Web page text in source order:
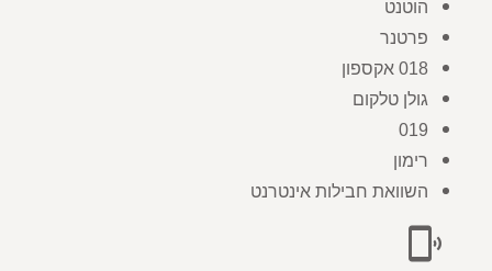
הוטנט
פרטנר
018 אקספון
גולן טלקום
019
רימון
השוואת חבילות אינטרנט
phonelink_ring